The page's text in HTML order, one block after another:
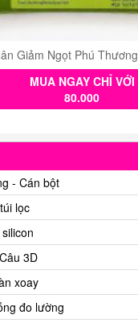
Giảm Ngọt Phú
MUA NGAY CHỈ VỚI
80.000
- Cán bột
lọc
3D
xoay
đo lường